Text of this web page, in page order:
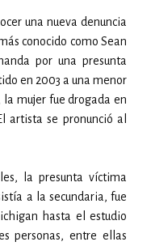
una nueva denuncia
conocido como Sean
por una presunta
en 2003 a una menor
la mujer fue drogada en
artista se pronunció al
la presunta víctima
a la secundaria, fue
hasta el estudio
personas, entre ellas